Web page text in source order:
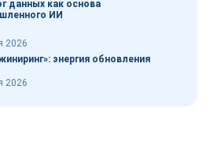
данных как основа
ИИ
2026
энергия обновления
2026